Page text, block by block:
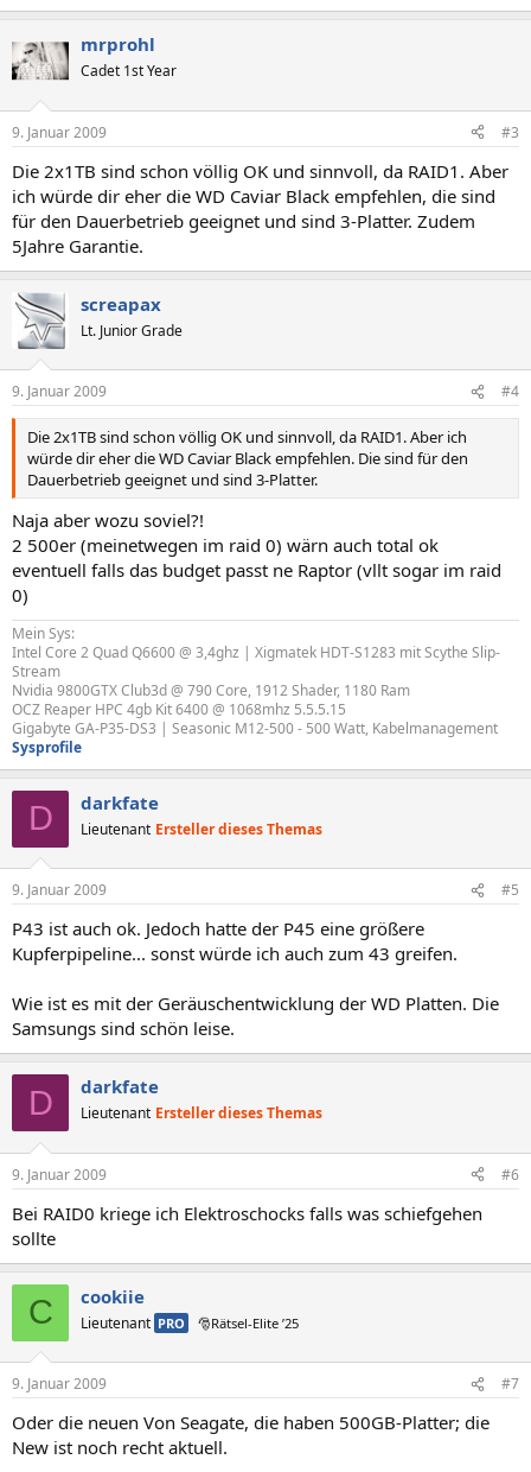
mrprohl
Cadet 1st Year
9. Januar 2009 #3
Die 2x1TB sind schon völlig OK und sinnvoll, da RAID1. Aber
ich würde dir eher die WD Caviar Black empfehlen, die sind
für den Dauerbetrieb geeignet und sind 3-Platter. Zudem
5Jahre Garantie.
screapax
Lt. Junior Grade
9. Januar 2009 #4
Die 2x1TB sind schon völlig OK und sinnvoll, da RAID1. Aber ich
würde dir eher die WD Caviar Black empfehlen. Die sind für den
Dauerbetrieb geeignet und sind 3-Platter.
Naja aber wozu soviel?!
2 500er (meinetwegen im raid 0) wärn auch total ok
eventuell falls das budget passt ne Raptor (vllt sogar im raid
0)
Mein Sys:
Intel Core 2 Quad Q6600 @ 3,4ghz | Xigmatek HDT-S1283 mit Scythe Slip-
Stream
Nvidia 9800GTX Club3d @ 790 Core, 1912 Shader, 1180 Ram
OCZ Reaper HPC 4gb Kit 6400 @ 1068mhz 5.5.5.15
Gigabyte GA-P35-DS3 | Seasonic M12-500 - 500 Watt, Kabelmanagement
Sysprofile
D darkfate
Lieutenant Ersteller dieses Themas
9. Januar 2009 #5
P43 ist auch ok. Jedoch hatte der P45 eine größere
Kupferpipeline... sonst würde ich auch zum 43 greifen.
Wie ist es mit der Geräuschentwicklung der WD Platten. Die
Samsungs sind schön leise.
D darkfate
Lieutenant Ersteller dieses Themas
9. Januar 2009 #6
Bei RAID0 kriege ich Elektroschocks falls was schiefgehen
sollte
C cookiie
Lieutenant PRO 🎅Rätsel-Elite ’25
9. Januar 2009 #7
Oder die neuen Von Seagate, die haben 500GB-Platter; die
New ist noch recht aktuell.